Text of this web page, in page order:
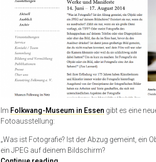
Im Folkwang-Museum in Essen gibt es eine
Fotoausstellung:
„Was ist Fotografie? Ist der Abzug gemeint, ein
ein JPEG auf deinem Bildschirm?
(